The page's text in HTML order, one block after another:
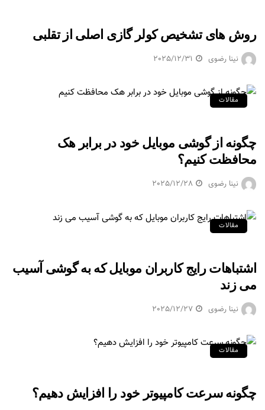
روش های تشخیص کولر گازی اصلی از تقلبی
نینا رضوی 2025/12/31
مقالات
چگونه از گوشی موبایل خود در برابر هک
محافظت کنیم؟
نینا رضوی 2025/12/28
مقالات
اشتباهات رایج کاربران موبایل که به گوشی آسیب
می‌ زند
نینا رضوی 2025/12/27
مقالات
چگونه سرعت کامپیوتر خود را افزایش دهیم؟